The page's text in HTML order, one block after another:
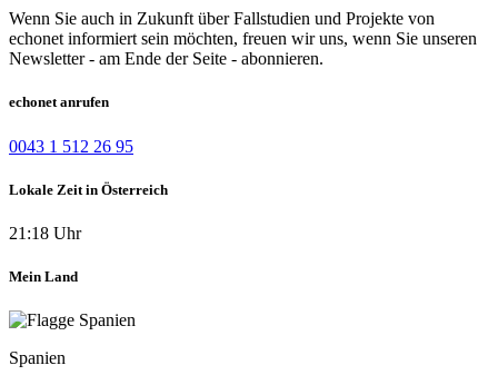
Wenn Sie auch in Zukunft über Fallstudien und Projekte von
echonet informiert sein möchten, freuen wir uns, wenn Sie unseren
Newsletter - am Ende der Seite - abonnieren.
echonet anrufen
0043 1 512 26 95
Lokale Zeit in Österreich
21:18 Uhr
Mein Land
Spanien